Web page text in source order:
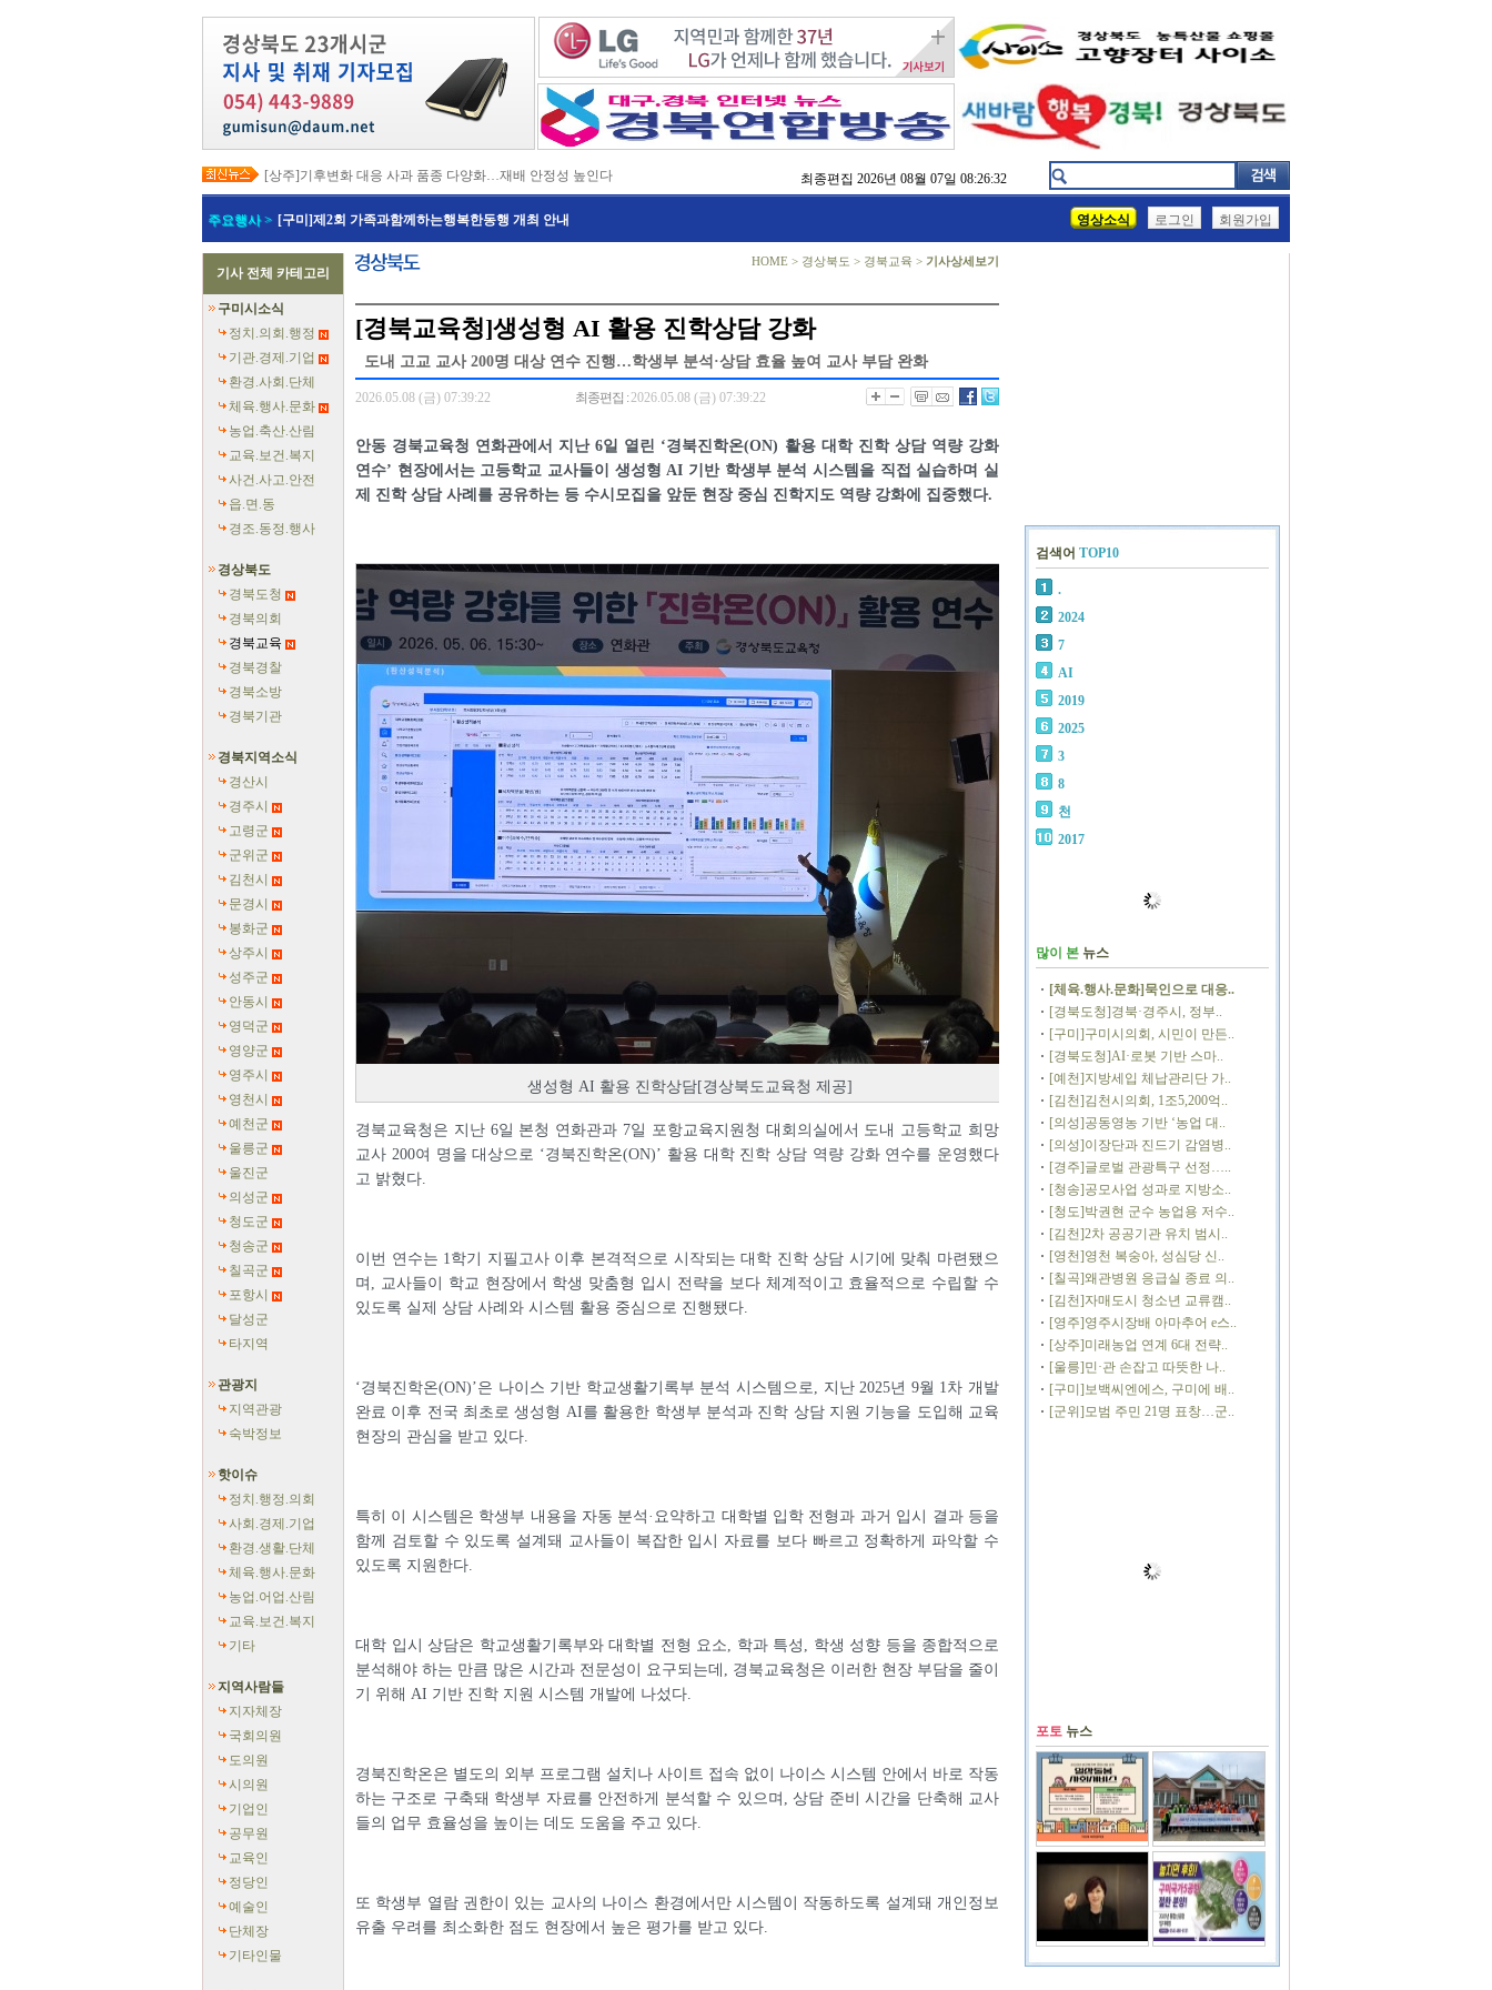
[상주]기후변화 대응 사과 품종 다양화…재배 안정성 높인다
[봉화]‘K-베트남 밸리 특구’ 최종 지정…3,476억 투입
[김천]지방세입 체납관리단 본격 가동…맞춤형 징수 나선다
[고령]가뭄 장기화 총력 대응…농업용수 확보 긴급 지원
[경주]경주역 KTX·KTX-이음 증편…수도권 접근성 높인다
[경북교육청]‘수리력+ 웹 콘텐츠’ 개발…맞춤형 수학 학습 지원
[경북도청]‘말산업 특구’ 키운다…한국마사회 영천 유치 공동전선
[구미]예능 타고 뜬 구미 관광…‘갓 튀긴 라면’ 판매량 6배 껑충
[경북교육청]일본 방위백서 독도 영유권 주장 강력 규탄
최종편집 2026년 08월 07일 08:26:32
주요행사 > [구미]제2회 가족과함께하는행복한동행 개최 안내 영상소식 로그인 회원가입
기사 전체 카테고리
구미시소식
정치.의회.행정
기관.경제.기업
환경.사회.단체
체육.행사.문화
농업.축산.산림
교육.보건.복지
사건.사고.안전
읍.면.동
경조.동정.행사
경상북도
경북도청
경북의회
경북교육
경북경찰
경북소방
경북기관
경북지역소식
경산시
경주시
고령군
군위군
김천시
문경시
봉화군
상주시
성주군
안동시
영덕군
영양군
영주시
영천시
예천군
울릉군
울진군
의성군
청도군
청송군
칠곡군
포항시
달성군
타지역
관광지
지역관광
숙박정보
핫이슈
정치.행정.의회
사회.경제.기업
환경.생활.단체
체육.행사.문화
농업.어업.산림
교육.보건.복지
기타
지역사람들
지자체장
국회의원
도의원
시의원
기업인
공무원
교육인
정당인
예술인
단체장
기타인물
HOME > 경상북도 > 경북교육 > 기사상세보기
[경북교육청]생성형 AI 활용 진학상담 강화
도내 고교 교사 200명 대상 연수 진행…학생부 분석·상담 효율 높여 교사 부담 완화
2026.05.08 (금) 07:39:22 최종편집 :2026.05.08 (금) 07:39:22
안동 경북교육청 연화관에서 지난 6일 열린 ‘경북진학온(ON) 활용 대학 진학 상담 역량 강화
연수’ 현장에서는 고등학교 교사들이 생성형 AI 기반 학생부 분석 시스템을 직접 실습하며 실
제 진학 상담 사례를 공유하는 등 수시모집을 앞둔 현장 중심 진학지도 역량 강화에 집중했다.
생성형 AI 활용 진학상담[경상북도교육청 제공]
경북교육청은 지난 6일 본청 연화관과 7일 포항교육지원청 대회의실에서 도내 고등학교 희망
교사 200여 명을 대상으로 ‘경북진학온(ON)’ 활용 대학 진학 상담 역량 강화 연수를 운영했다
고 밝혔다.
이번 연수는 1학기 지필고사 이후 본격적으로 시작되는 대학 진학 상담 시기에 맞춰 마련됐으
며, 교사들이 학교 현장에서 학생 맞춤형 입시 전략을 보다 체계적이고 효율적으로 수립할 수
있도록 실제 상담 사례와 시스템 활용 중심으로 진행됐다.
‘경북진학온(ON)’은 나이스 기반 학교생활기록부 분석 시스템으로, 지난 2025년 9월 1차 개발
완료 이후 전국 최초로 생성형 AI를 활용한 학생부 분석과 진학 상담 지원 기능을 도입해 교육
현장의 관심을 받고 있다.
특히 이 시스템은 학생부 내용을 자동 분석·요약하고 대학별 입학 전형과 과거 입시 결과 등을
함께 검토할 수 있도록 설계돼 교사들이 복잡한 입시 자료를 보다 빠르고 정확하게 파악할 수
있도록 지원한다.
대학 입시 상담은 학교생활기록부와 대학별 전형 요소, 학과 특성, 학생 성향 등을 종합적으로
분석해야 하는 만큼 많은 시간과 전문성이 요구되는데, 경북교육청은 이러한 현장 부담을 줄이
기 위해 AI 기반 진학 지원 시스템 개발에 나섰다.
경북진학온은 별도의 외부 프로그램 설치나 사이트 접속 없이 나이스 시스템 안에서 바로 작동
하는 구조로 구축돼 학생부 자료를 안전하게 분석할 수 있으며, 상담 준비 시간을 단축해 교사
들의 업무 효율성을 높이는 데도 도움을 주고 있다.
또 학생부 열람 권한이 있는 교사의 나이스 환경에서만 시스템이 작동하도록 설계돼 개인정보
유출 우려를 최소화한 점도 현장에서 높은 평가를 받고 있다.
검색어 TOP10
.
2024
7
AI
2019
2025
3
8
천
2017
많이 본 뉴스
[체육.행사.문화]묵인으로 대응..
[경북도청]경북·경주시, 정부..
[구미]구미시의회, 시민이 만든..
[경북도청]AI·로봇 기반 스마..
[예천]지방세입 체납관리단 가..
[김천]김천시의회, 1조5,200억..
[의성]공동영농 기반 ‘농업 대..
[의성]이장단과 진드기 감염병..
[경주]글로벌 관광특구 선정…..
[청송]공모사업 성과로 지방소..
[청도]박권현 군수 농업용 저수..
[김천]2차 공공기관 유치 범시..
[영천]영천 복숭아, 성심당 신..
[칠곡]왜관병원 응급실 종료 의..
[김천]자매도시 청소년 교류캠..
[영주]영주시장배 아마추어 e스..
[상주]미래농업 연계 6대 전략..
[울릉]민·관 손잡고 따뜻한 나..
[구미]보백씨엔에스, 구미에 배..
[군위]모범 주민 21명 표창…군..
포토 뉴스